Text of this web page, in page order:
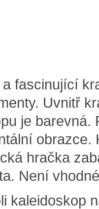
fascinující
Uvnitř
je
obrazce.
hračka
Není
kaleidoskop